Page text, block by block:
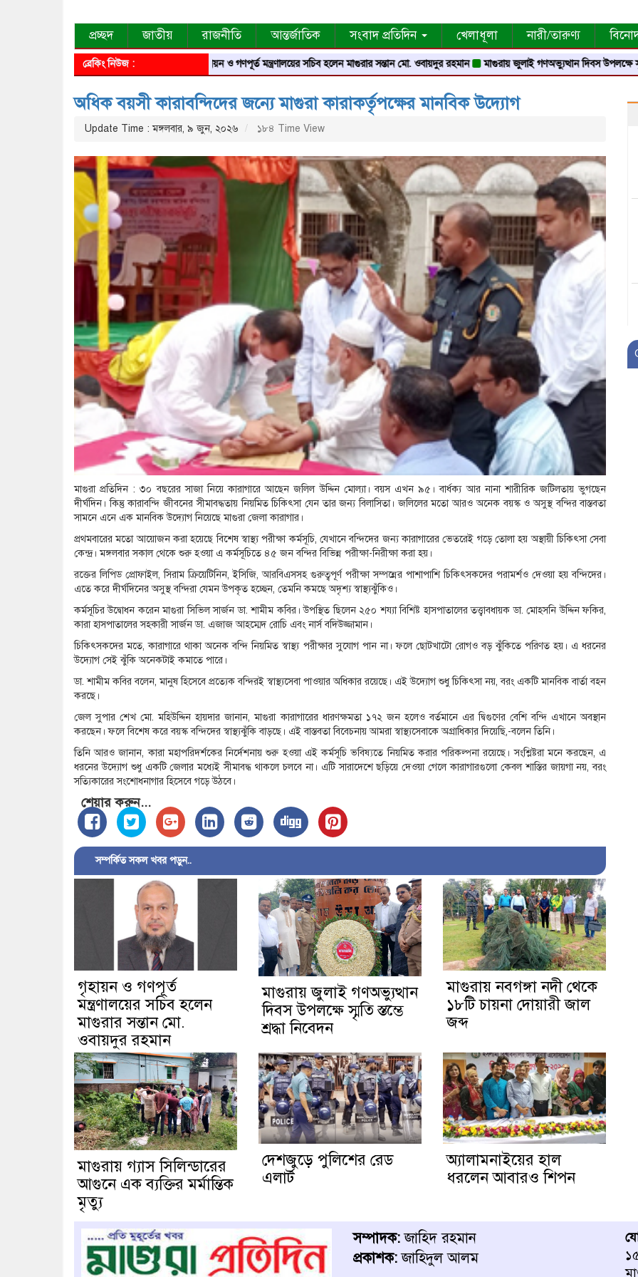
প্রচ্ছদ জাতীয় রাজনীতি আন্তর্জাতিক সংবাদ প্রতিদিন খেলাধূলা নারী/তারুণ্য
ব্রেকিং নিউজ : গৃহায়ন ও গণপূর্ত মন্ত্রণালয়ের সচিব হলেন মাগুরার সন্তান মো. ওবায়দুর রহমান মাগুরায় জুলাই গণঅভ্যুত্থান দিবস উপলক্ষে স্মৃতি স্তম্ভে
অধিক বয়সী কারাবন্দিদের জন্যে মাগুরা কারাকর্তৃপক্ষের মানবিক উদ্যোগ
Update Time : মঙ্গলবার, ৯ জুন, ২০২৬ ১৮৪ Time View
মাগুরা প্রতিদিন : ৩০ বছরের সাজা নিয়ে কারাগারে আছেন জলিল উদ্দিন মোল্যা। বয়স এখন ৯৫। বার্ধক্য আর নানা শারীরিক জটিলতায় ভুগছেন
দীর্ঘদিন। কিন্তু কারাবন্দি জীবনের সীমাবদ্ধতায় নিয়মিত চিকিৎসা যেন তার জন্য বিলাসিতা। জলিলের মতো আরও অনেক বয়স্ক ও অসুস্থ বন্দির বাস্তবতা
সামনে এনে এক মানবিক উদ্যোগ নিয়েছে মাগুরা জেলা কারাগার।
প্রথমবারের মতো আয়োজন করা হয়েছে বিশেষ স্বাস্থ্য পরীক্ষা কর্মসূচি, যেখানে বন্দিদের জন্য কারাগারের ভেতরেই গড়ে তোলা হয় অস্থায়ী চিকিৎসা সেবা
কেন্দ্র। মঙ্গলবার সকাল থেকে শুরু হওয়া এ কর্মসূচিতে ৪৫ জন বন্দির বিভিন্ন পরীক্ষা-নিরীক্ষা করা হয়।
রক্তের লিপিড প্রোফাইল, সিরাম ক্রিয়েটিনিন, ইসিজি, আরবিএসসহ গুরুত্বপূর্ণ পরীক্ষা সম্পন্নের পাশাপাশি চিকিৎসকদের পরামর্শও দেওয়া হয় বন্দিদের।
এতে করে দীর্ঘদিনের অসুস্থ বন্দিরা যেমন উপকৃত হচ্ছেন, তেমনি কমছে অদৃশ্য স্বাস্থ্যঝুঁকিও।
কর্মসূচির উদ্বোধন করেন মাগুরা সিভিল সার্জন ডা. শামীম কবির। উপস্থিত ছিলেন ২৫০ শয্যা বিশিষ্ট হাসপাতালের তত্ত্বাবধায়ক ডা. মোহসনি উদ্দিন ফকির,
কারা হাসপাতালের সহকারী সার্জন ডা. এজাজ আহম্মেদ রোচি এবং নার্স বদিউজ্জামান।
চিকিৎসকদের মতে, কারাগারে থাকা অনেক বন্দি নিয়মিত স্বাস্থ্য পরীক্ষার সুযোগ পান না। ফলে ছোটখাটো রোগও বড় ঝুঁকিতে পরিণত হয়। এ ধরনের
উদ্যোগ সেই ঝুঁকি অনেকটাই কমাতে পারে।
ডা. শামীম কবির বলেন, মানুষ হিসেবে প্রত্যেক বন্দিরই স্বাস্থ্যসেবা পাওয়ার অধিকার রয়েছে। এই উদ্যোগ শুধু চিকিৎসা নয়, বরং একটি মানবিক বার্তা বহন
করছে।
জেল সুপার শেখ মো. মহিউদ্দিন হায়দার জানান, মাগুরা কারাগারের ধারণক্ষমতা ১৭২ জন হলেও বর্তমানে এর দ্বিগুণের বেশি বন্দি এখানে অবস্থান
করছেন। ফলে বিশেষ করে বয়স্ক বন্দিদের স্বাস্থ্যঝুঁকি বাড়ছে। এই বাস্তবতা বিবেচনায় আমরা স্বাস্থ্যসেবাকে অগ্রাধিকার দিয়েছি,-বলেন তিনি।
তিনি আরও জানান, কারা মহাপরিদর্শকের নির্দেশনায় শুরু হওয়া এই কর্মসূচি ভবিষ্যতে নিয়মিত করার পরিকল্পনা রয়েছে। সংশ্লিষ্টরা মনে করছেন, এ
ধরনের উদ্যোগ শুধু একটি জেলার মধ্যেই সীমাবদ্ধ থাকলে চলবে না। এটি সারাদেশে ছড়িয়ে দেওয়া গেলে কারাগারগুলো কেবল শাস্তির জায়গা নয়, বরং
সত্যিকারের সংশোধনাগার হিসেবে গড়ে উঠবে।
শেয়ার করুন...
সম্পর্কিত সকল খবর পড়ুন..
গৃহায়ন ও গণপূর্ত
মন্ত্রণালয়ের সচিব হলেন
মাগুরার সন্তান মো.
ওবায়দুর রহমান
মাগুরায় জুলাই গণঅভ্যুত্থান
দিবস উপলক্ষে স্মৃতি স্তম্ভে
শ্রদ্ধা নিবেদন
মাগুরায় নবগঙ্গা নদী থেকে
১৮টি চায়না দোয়ারী জাল
জব্দ
মাগুরায় গ্যাস সিলিন্ডারের
আগুনে এক ব্যক্তির মর্মান্তিক
মৃত্যু
দেশজুড়ে পুলিশের রেড
এলার্ট
অ্যালামনাইয়ের হাল
ধরলেন আবারও শিপন
সম্পাদক:জাহিদ রহমান
প্রকাশক:জাহিদুল আলম